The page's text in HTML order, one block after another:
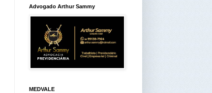
Advogado Arthur Sammy
MEDVALE